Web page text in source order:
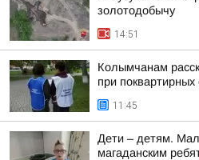
золотодобычу
14:51
Колымчанам
при поквартирных
11:45
Дети – детям.
магаданским